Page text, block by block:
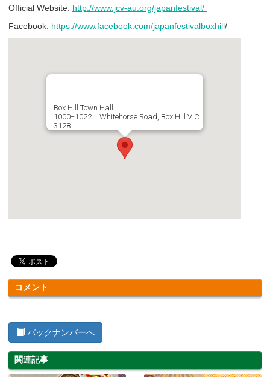
Official Website: http://www.jcv-au.org/japanfestival/
Facebook: https://www.facebook.com/japanfestivalboxhill/
Box Hill Town Hall
1000−1022 Whitehorse Road, Box Hill VIC
3128
コメント
バックナンバーへ
関連記事